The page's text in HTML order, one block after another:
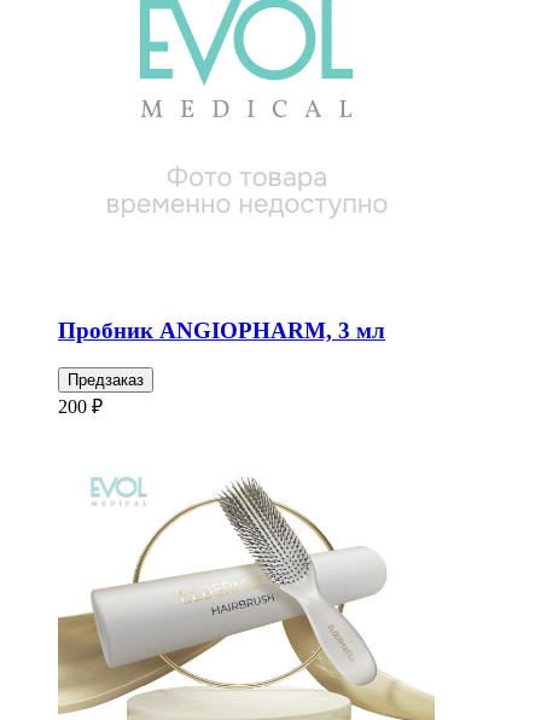
Пробник ANGIOPHARM, 3 мл
Предзаказ
200 ₽